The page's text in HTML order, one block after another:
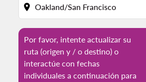
location_on
Por favor, intente actualizar su
ruta (origen y / o destino) o
interactúe con fechas
individuales a continuación para